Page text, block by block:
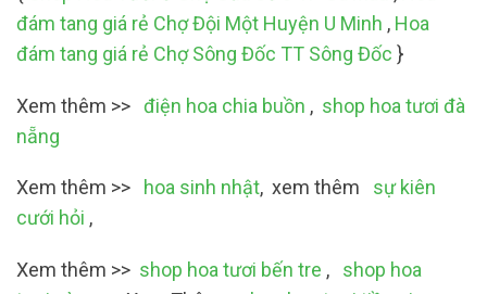
đám tang giá rẻ Chợ Đội Một Huyện U Minh , Hoa
đám tang giá rẻ Chợ Sông Đốc TT Sông Đốc }
Xem thêm >> điện hoa chia buồn , shop hoa tươi đà
nẵng
Xem thêm >> hoa sinh nhật, xem thêm
sự kiên
cưới hỏi ,
Xem thêm >> shop hoa tươi bến tre , shop hoa